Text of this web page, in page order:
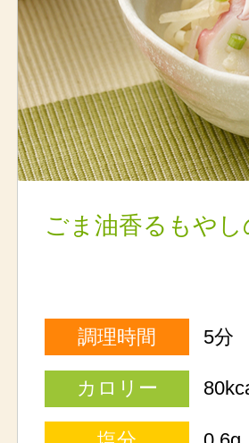
ごま油香るもや
調理時間 5分
カロリー